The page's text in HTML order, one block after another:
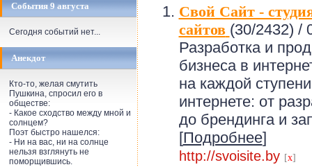
События 9 августа
Сегодня событий нет...
Анекдот
Кто-то, желая смутить
Пушкина, спросил его в
обществе:
- Какое сходство между мной и
солнцем?
Поэт быстро нашелся:
- Hи на вас, ни на солнце
нельзя взглянуть не
поморщившись.
Свой Сайт -
сайтов (30/2432) /
Разработка и
бизнеса в
на каждой
интернете: от
до брендинга и
[Подробнее]
http://svoisite.by [x]